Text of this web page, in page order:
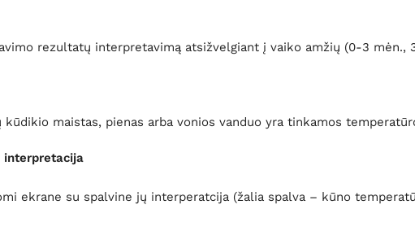
rezultatų interpretavimą atsižvelgiant į vaiko amžių (0-3 mėn.,
maistas, pienas arba vonios vanduo yra tinkamos
interpretacija
ekrane su spalvine jų interperatcija (žalia spalva – kūno